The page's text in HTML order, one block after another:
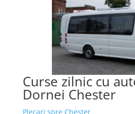
Curse zilnic cu
Dornei Chester
Plecari spre Chester